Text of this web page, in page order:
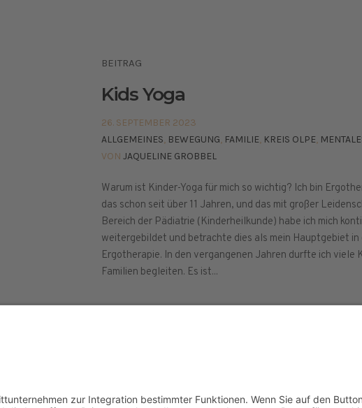
BEITRAG
Kids Yoga
26. SEPTEMBER 2023
ALLGEMEINES, BEWEGUNG, FAMILIE, KREIS OLPE,
VON JAQUELINE GROBBEL
Warum ist Kinder-Yoga für mich so wichtig? Ich bin
das schon seit über 11 Jahren, und das mit großer
Bereich der Pädiatrie (Kinderheilkunde) habe ich mich
weitergebildet und betrachte dies als mein Hauptgebiet in
Ergotherapie. In den vergangenen Jahren durfte ich viele
Familien begleiten. Es ist...